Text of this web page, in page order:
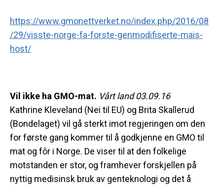
https://www.gmonettverket.no/index.php/2016/08
/29/visste-norge-fa-forste-genmodifiserte-mais-
host/
Vil ikke ha GMO-mat. Vårt land 03.09.16
Kathrine Kleveland (Nei til EU) og Brita Skallerud
(Bondelaget) vil gå sterkt imot regjeringen om den
for første gang kommer til å godkjenne en GMO til
mat og fôr i Norge. De viser til at den folkelige
motstanden er stor, og framhever forskjellen på
nyttig medisinsk bruk av genteknologi og det å